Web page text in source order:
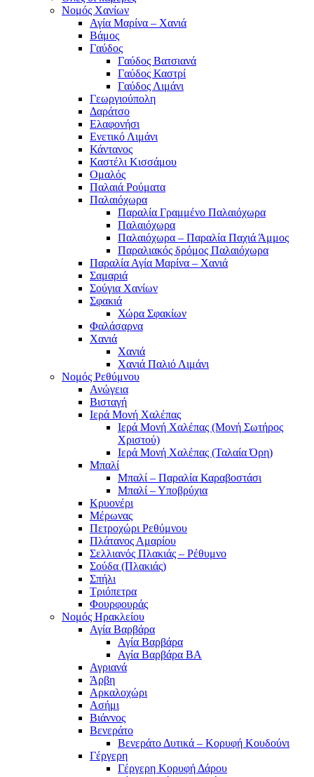
Νομός Χανίων
Αγία Μαρίνα – Χανιά
Βάμος
Γαύδος
Γαύδος Βατσιανά
Γαύδος Καστρί
Γαύδος Λιμάνι
Γεωργιούπολη
Δαράτσο
Ελαφονήσι
Ενετικό Λιμάνι
Κάντανος
Καστέλι Κισσάμου
Ομαλός
Παλαιά Ρούματα
Παλαιόχωρα
Παραλία Γραμμένο Παλαιόχωρα
Παλαιόχωρα
Παλαιόχωρα – Παραλία Παχιά Άμμος
Παραλιακός δρόμος Παλαιόχωρα
Παραλία Αγία Μαρίνα – Χανιά
Σαμαριά
Σούγια Χανίων
Σφακιά
Χώρα Σφακίων
Φαλάσαρνα
Χανιά
Χανιά
Χανιά Παλιό Λιμάνι
Νομός Ρεθύμνου
Ανώγεια
Βισταγή
Ιερά Μονή Χαλέπας
Ιερά Μονή Χαλέπας (Μονή Σωτήρος
Χριστού)
Ιερά Μονή Χαλέπας (Ταλαία Όρη)
Μπαλί
Μπαλί – Παραλία Καραβοστάσι
Μπαλί – Υποβρύχια
Κρυονέρι
Μέρωνας
Πετροχώρι Ρεθύμνου
Πλάτανος Αμαρίου
Σελλιανός Πλακιάς – Ρέθυμνο
Σούδα (Πλακιάς)
Σπήλι
Τριόπετρα
Φουρφουράς
Νομός Ηρακλείου
Αγία Βαρβάρα
Αγία Βαρβάρα
Αγία Βαρβάρα ΒΑ
Αγριανά
Άρβη
Αρκαλοχώρι
Ασήμι
Βιάννος
Βενεράτο
Βενεράτο Δυτικά – Κορυφή Κουδούνι
Γέργερη
Γέργερη Κορυφή Δάρου